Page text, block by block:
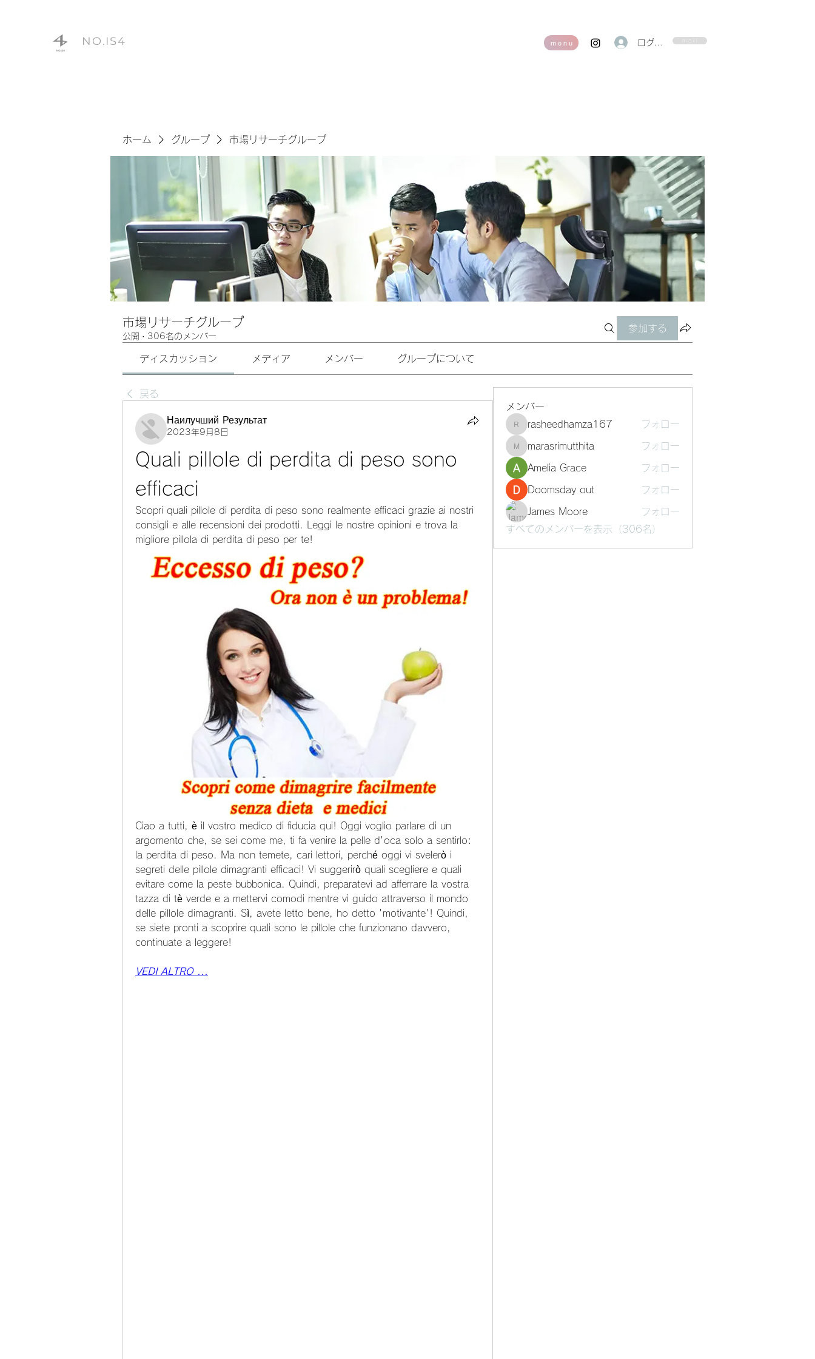
NO.IS4 m e n u ログイン
ホーム グループ 市場リサーチグループ
市場リサーチグループ
公開 · 306名のメンバー
参加する
ディスカッション メディア メンバー グループについて
戻る
Наилучший Результат
2023年9月8日
Quali pillole di perdita di peso sono
efficaci
Scopri quali pillole di perdita di peso sono realmente efficaci grazie ai nostri
consigli e alle recensioni dei prodotti. Leggi le nostre opinioni e trova la
migliore pillola di perdita di peso per te!
Ciao a tutti, è il vostro medico di fiducia qui! Oggi voglio parlare di un
argomento che, se sei come me, ti fa venire la pelle d'oca solo a sentirlo:
la perdita di peso. Ma non temete, cari lettori, perché oggi vi svelerò i
segreti delle pillole dimagranti efficaci! Vi suggerirò quali scegliere e quali
evitare come la peste bubbonica. Quindi, preparatevi ad afferrare la vostra
tazza di tè verde e a mettervi comodi mentre vi guido attraverso il mondo
delle pillole dimagranti. Sì, avete letto bene, ho detto 'motivante'! Quindi,
se siete pronti a scoprire quali sono le pillole che funzionano davvero,
continuate a leggere!
VEDI ALTRO ...
メンバー
rasheedhamza167
rasheedhamza167 フォロー
marasrimutthita
marasrimutthita フォロー
Amelia Grace フォロー
Doomsday out フォロー
James Moore
フォロー
すべてのメンバーを表示（306名）